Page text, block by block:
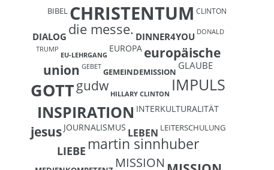
BIBEL CHRISTENTUM CLINTON
DIALOG die messe. DINNER4YOU DONALD
TRUMP
EU-LEHRGANG
EUROPA europäische
union GEBET GEMEINDEMISSION
GLAUBE
GOTTgudw HILLARY CLINTON IMPULS
INSPIRATION INTERKULTURALITÄT
jesus JOURNALISMUS LEBEN LEITERSCHULUNG
LIEBE martin sinnhuber
MISSION